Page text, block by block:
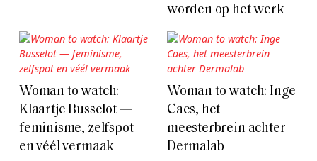
worden op het werk
Woman to watch:
Klaartje Busselot —
feminisme, zelfspot
en véél vermaak
Woman to watch: Inge
Caes, het
meesterbrein achter
Dermalab